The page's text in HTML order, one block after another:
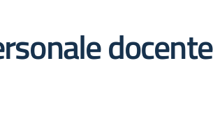
docente